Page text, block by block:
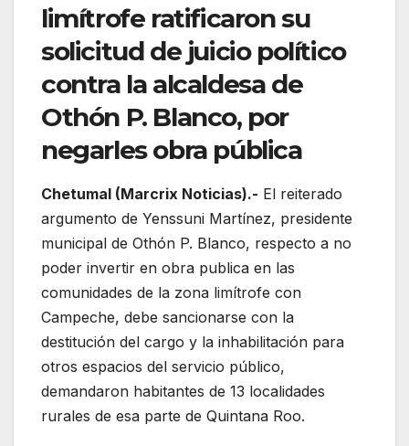
limítrofe ratificaron su
solicitud de juicio político
contra la alcaldesa de
Othón P. Blanco, por
negarles obra pública
Chetumal (Marcrix Noticias).- El reiterado
argumento de Yenssuni Martínez, presidente
municipal de Othón P. Blanco, respecto a no
poder invertir en obra publica en las
comunidades de la zona limítrofe con
Campeche, debe sancionarse con la
destitución del cargo y la inhabilitación para
otros espacios del servicio público,
demandaron habitantes de 13 localidades
rurales de esa parte de Quintana Roo.